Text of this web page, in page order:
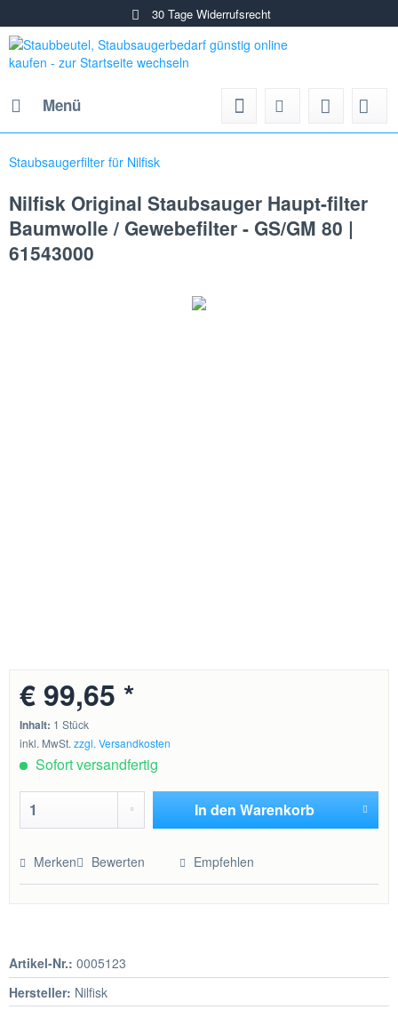
30 Tage Widerrufsrecht
Menü
Staubsaugerfilter für Nilfisk
Nilfisk Original Staubsauger Haupt-filter
Baumwolle / Gewebefilter - GS/GM 80 |
61543000
€ 99,65 *
Inhalt: 1 Stück
inkl. MwSt.zzgl. Versandkosten
Sofort versandfertig
In den Warenkorb
Merken Bewerten Empfehlen
Artikel-Nr.: 0005123
Hersteller: Nilfisk